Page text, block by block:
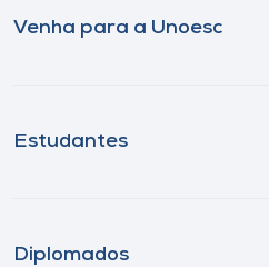
Venha para a Unoesc
Estudantes
Diplomados